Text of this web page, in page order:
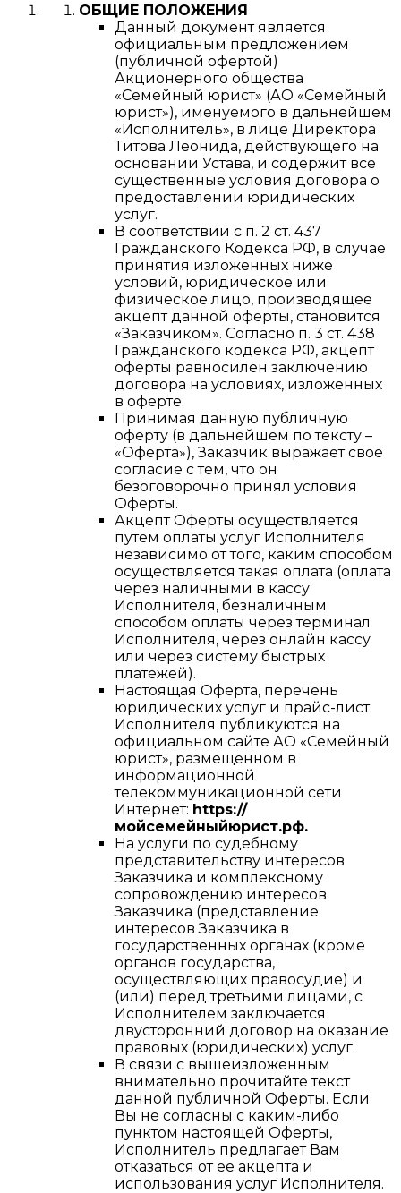
ОБЩИЕ ПОЛОЖЕНИЯ
Данный документ является
официальным предложением
(публичной офертой)
Акционерного общества
«Семейный юрист» (АО «Семейный
юрист»), именуемого в дальнейшем
«Исполнитель», в лице Директора
Титова Леонида, действующего на
основании Устава, и содержит все
существенные условия договора о
предоставлении юридических
услуг.
В соответствии с п. 2 ст. 437
Гражданского Кодекса РФ, в случае
принятия изложенных ниже
условий, юридическое или
физическое лицо, производящее
акцепт данной оферты, становится
«Заказчиком». Согласно п. 3 ст. 438
Гражданского кодекса РФ, акцепт
оферты равносилен заключению
договора на условиях, изложенных
в оферте.
Принимая данную публичную
оферту (в дальнейшем по тексту –
«Оферта»), Заказчик выражает свое
согласие с тем, что он
безоговорочно принял условия
Оферты.
Акцепт Оферты осуществляется
путем оплаты услуг Исполнителя
независимо от того, каким способом
осуществляется такая оплата (оплата
через наличными в кассу
Исполнителя, безналичным
способом оплаты через терминал
Исполнителя, через онлайн кассу
или через систему быстрых
платежей).
Настоящая Оферта, перечень
юридических услуг и прайс-лист
Исполнителя публикуются на
официальном сайте АО «Семейный
юрист», размещенном в
информационной
телекоммуникационной сети
Интернет: https://
мойсемейныйюрист.рф.
На услуги по судебному
представительству интересов
Заказчика и комплексному
сопровождению интересов
Заказчика (представление
интересов Заказчика в
государственных органах (кроме
органов государства,
осуществляющих правосудие) и
(или) перед третьими лицами, с
Исполнителем заключается
двусторонний договор на оказание
правовых (юридических) услуг.
В связи с вышеизложенным
внимательно прочитайте текст
данной публичной Оферты. Если
Вы не согласны с каким-либо
пунктом настоящей Оферты,
Исполнитель предлагает Вам
отказаться от ее акцепта и
использования услуг Исполнителя.